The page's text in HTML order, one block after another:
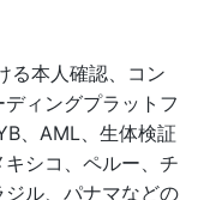
る本人確認、コン
ィングプラットフ
、AML、生体検証
シコ、ペルー、チ
ル、パナマなどの